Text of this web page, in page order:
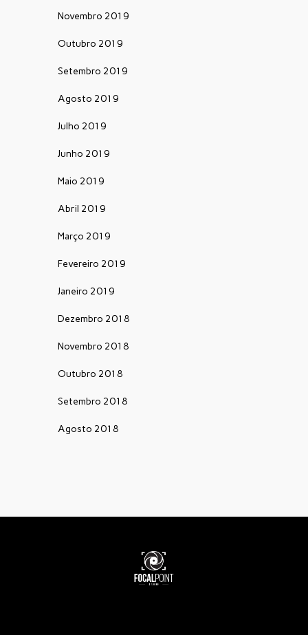
Novembro 2019
Outubro 2019
Setembro 2019
Agosto 2019
Julho 2019
Junho 2019
Maio 2019
Abril 2019
Março 2019
Fevereiro 2019
Janeiro 2019
Dezembro 2018
Novembro 2018
Outubro 2018
Setembro 2018
Agosto 2018